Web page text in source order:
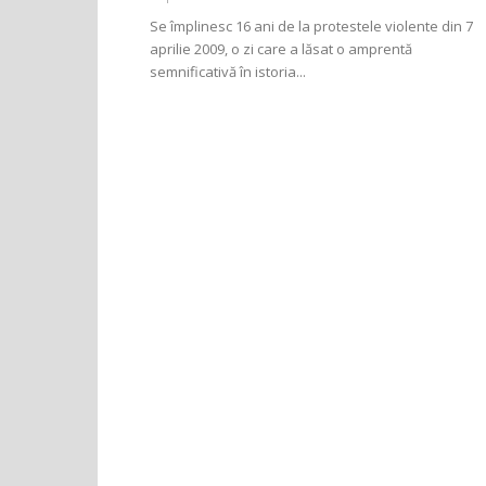
Se împlinesc 16 ani de la protestele violente din 7
aprilie 2009, o zi care a lăsat o amprentă
semnificativă în istoria...